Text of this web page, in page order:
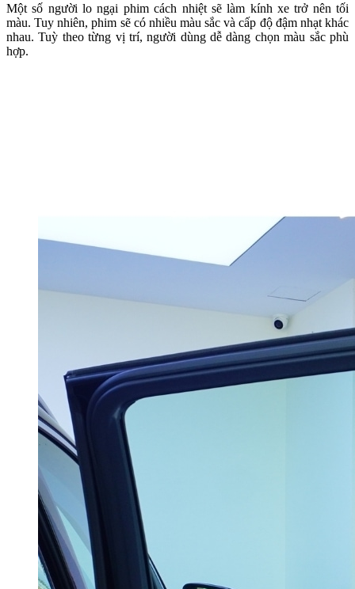
Một số người lo ngại phim cách nhiệt sẽ làm kính xe trở nên tối
màu. Tuy nhiên, phim sẽ có nhiều màu sắc và cấp độ đậm nhạt khác
nhau. Tuỳ theo từng vị trí, người dùng dễ dàng chọn màu sắc phù
hợp.